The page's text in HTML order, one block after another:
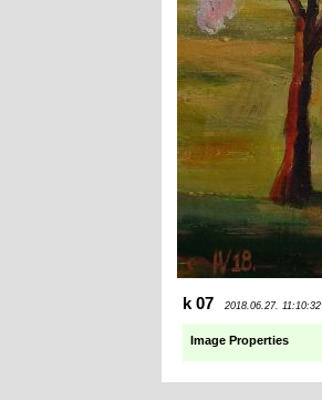
k 07 2018.06.27. 11:10:32
Image Properties